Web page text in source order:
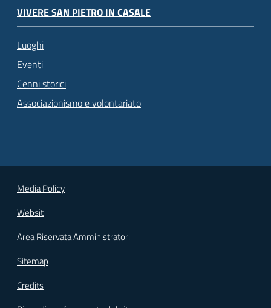
VIVERE SAN PIETRO IN CASALE
Luoghi
Eventi
Cenni storici
Associazionismo e volontariato
Media Policy
Websit
Area Riservata Amministratori
Sitemap
Credits